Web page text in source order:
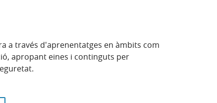
a través d'aprenentatges en àmbits com
apropant eines i continguts per